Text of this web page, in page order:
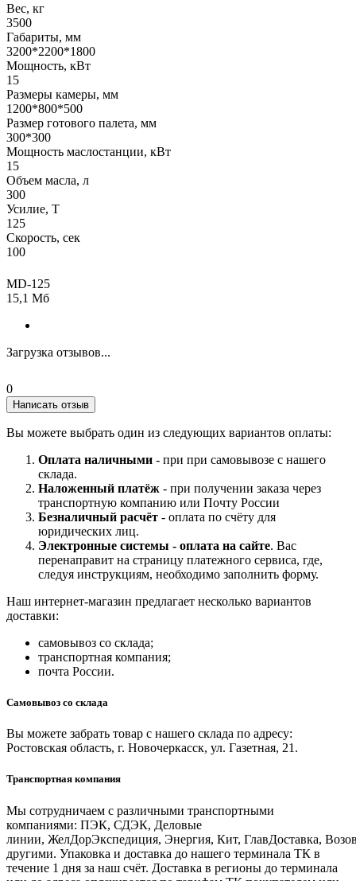
Вес, кг
3500
Габариты, мм
3200*2200*1800
Мощность, кВт
15
Размеры камеры, мм
1200*800*500
Размер готового палета, мм
300*300
Мощность маслостанции, кВт
15
Объем масла, л
300
Усилие, Т
125
Скорость, сек
100
MD-125
15,1 Мб
Загрузка отзывов...
0
Написать отзыв
Вы можете выбрать один из следующих вариантов оплаты:
Оплата наличными - при при самовывозе с нашего
склада.
Наложенный платёж - при получении заказа через
транспортную компанию или Почту России
Безналичный расчёт - оплата по счёту для
юридических лиц.
Электронные системы - оплата на сайте. Вас
перенаправит на страницу платежного сервиса, где,
следуя инструкциям, необходимо заполнить форму.
Наш интернет-магазин предлагает несколько вариантов
доставки:
самовывоз со склада;
транспортная компания;
почта России.
Самовывоз со склада
Вы можете забрать товар с нашего склада по адресу:
Ростовская область, г. Новочеркасск, ул. Газетная, 21.
Транспортная компания
Мы сотрудничаем с различными транспортными
компаниями: ПЭК, СДЭК, Деловые
линии, ЖелДорЭкспедиция, Энергия, Кит, ГлавДоставка,
другими. Упаковка и доставка до нашего терминала ТК в
течение 1 дня за наш счёт. Доставка в регионы до терминала